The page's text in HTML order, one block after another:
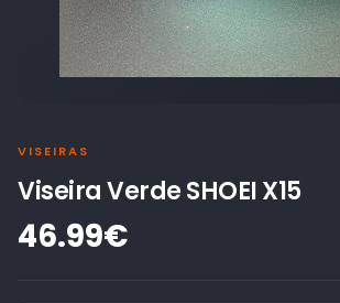
VISEIRAS
Viseira Verde SHOEI X15
46.99€